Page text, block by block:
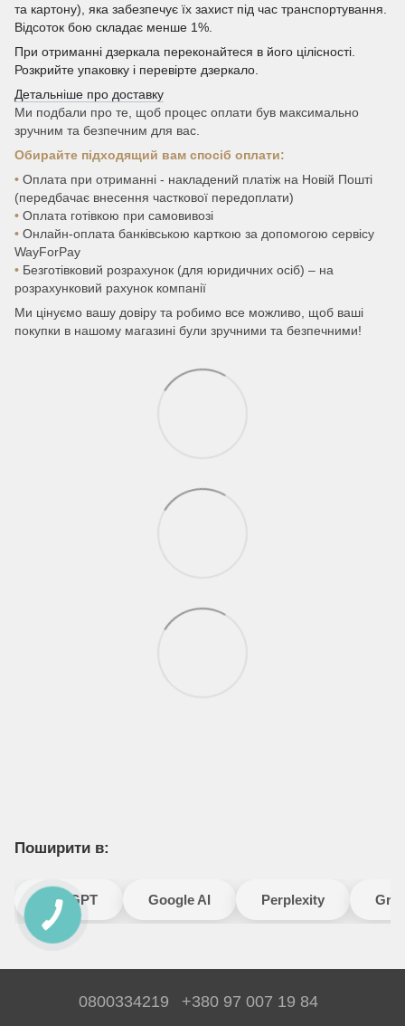
та картону), яка забезпечує їх захист під час транспортування.
Відсоток бою складає менше 1%.
При отриманні дзеркала переконайтеся в його цілісності.
Розкрийте упаковку і перевірте дзеркало.
Детальніше про доставку
Ми подбали про те, щоб процес оплати був максимально
зручним та безпечним для вас.
Обирайте підходящий вам спосіб оплати:
• Оплата при отриманні - накладений платіж на Новій Пошті
(передбачає внесення часткової передоплати)
• Оплата готівкою при самовивозі
• Онлайн-оплата банківською карткою за допомогою сервісу
WayForPay
• Безготівковий розрахунок (для юридичних осіб) – на
розрахунковий рахунок компанії
Ми цінуємо вашу довіру та робимо все можливо, щоб ваші
покупки в нашому магазині були зручними та безпечними!
Поширити в:
ChatGPT Google AI Perplexity
0800334219 +380 97 007 19 84